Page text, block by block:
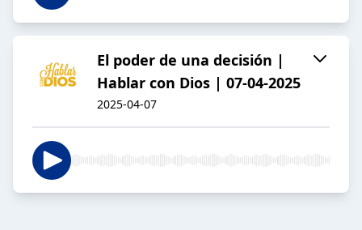
El poder de una decisión |
Hablar con Dios | 07-04-2025
2025-04-07